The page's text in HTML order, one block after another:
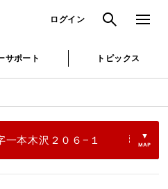
ログイン 検索 メニュ
サポート トピックス
本木沢２０６−１